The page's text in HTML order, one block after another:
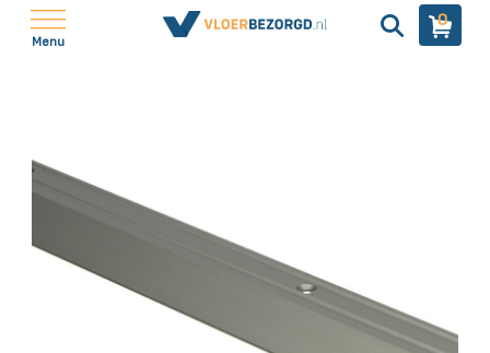
Menu
0